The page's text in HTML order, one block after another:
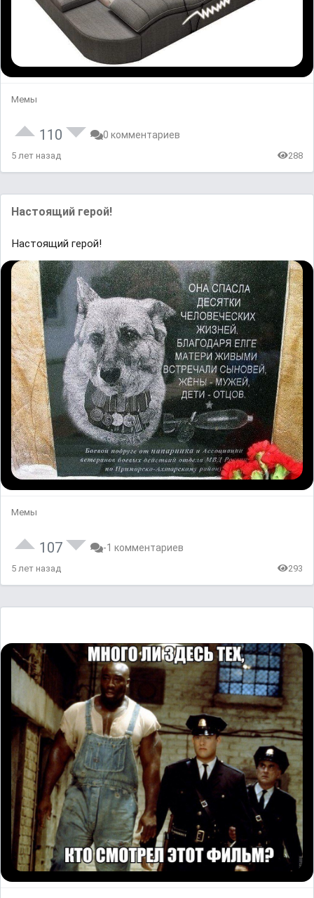
Мемы
110 0 комментариев
5 лет назад 288
Настоящий герой!
Настоящий герой!
Мемы
107 -1 комментариев
5 лет назад 293